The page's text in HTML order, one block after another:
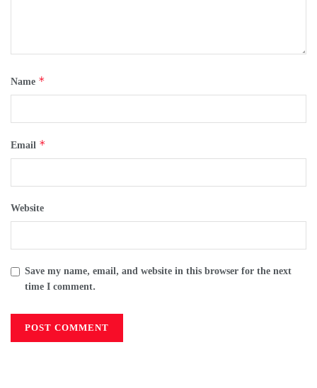
Name *
Email *
Website
Save my name, email, and website in this browser for the next
time I comment.